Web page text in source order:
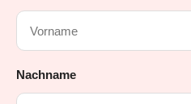
Nachname